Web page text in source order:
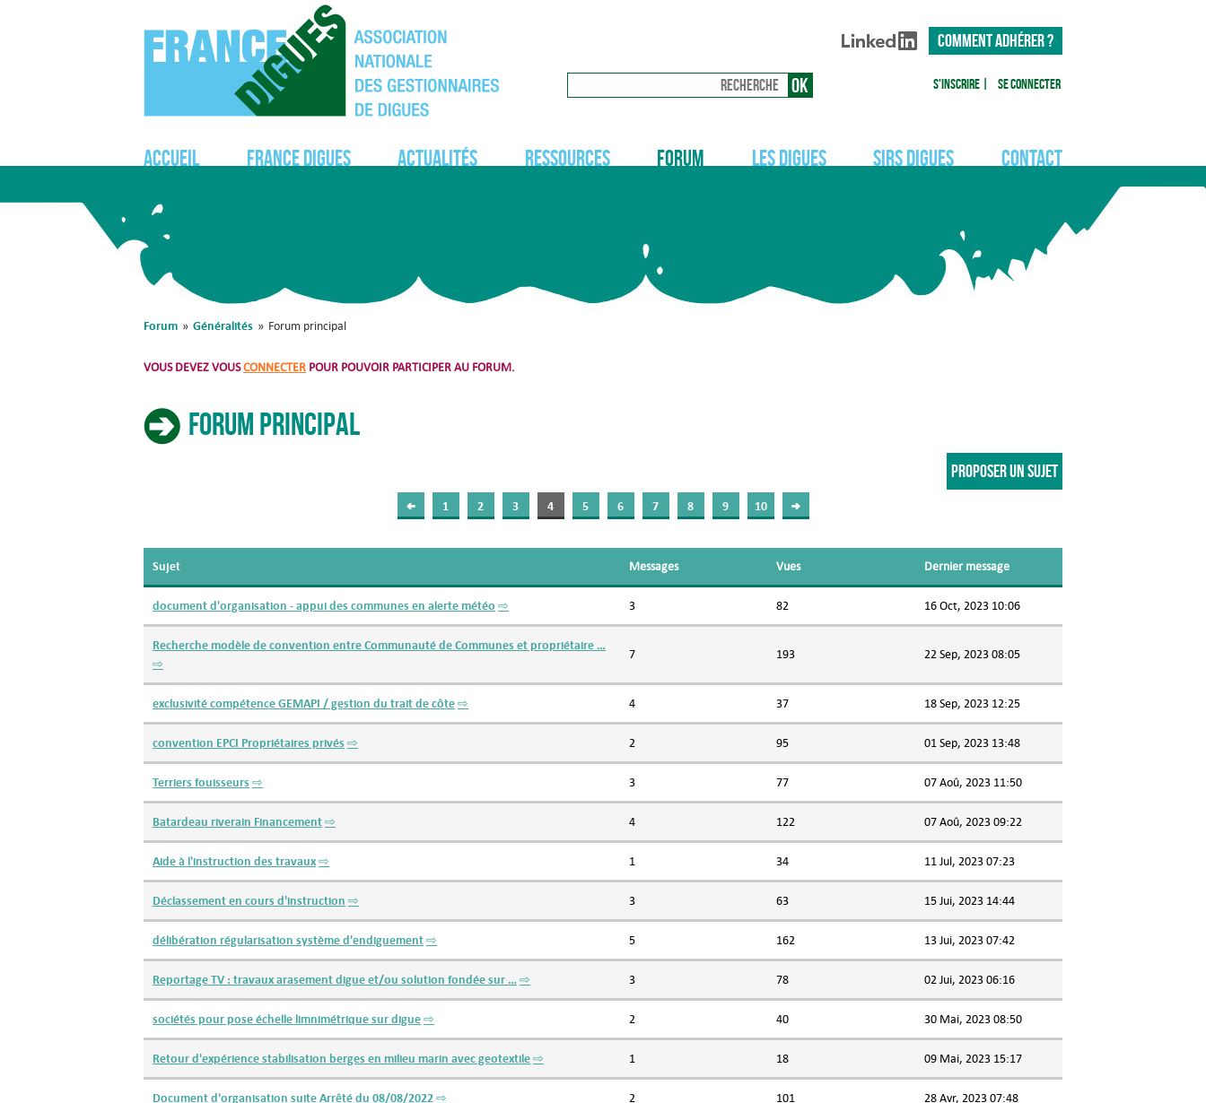
COMMENT ADHÉRER ?
S'inscrire Se connecter
Accueil France Digues Actualités Ressources Forum Les digues SIRS Digues Contact
Forum » Généralités » Forum principal
VOUS DEVEZ VOUSCONNECTER POUR POUVOIR PARTICIPER AU FORUM.
Forum principal
PROPOSER UN SUJET
1 2 3 4 5 6 7 8 9 10
Sujet Messages Vues Dernier message
document d'organisation - appui des communes en alerte météo ⇨ 3 82 16 Oct, 2023 10:06
Recherche modèle de convention entre Communauté de Communes et propriétaire …
⇨
7 193 22 Sep, 2023 08:05
exclusivité compétence GEMAPI / gestion du trait de côte⇨ 4 37 18 Sep, 2023 12:25
convention EPCI Propriétaires privés ⇨ 2 95 01 Sep, 2023 13:48
Terriers fouisseurs ⇨ 3 77 07 Aoû, 2023 11:50
Batardeau riverain Financement⇨ 4 122 07 Aoû, 2023 09:22
Aide à l'instruction des travaux⇨ 1 34 11 Jul, 2023 07:23
Déclassement en cours d'instruction ⇨ 3 63 15 Jui, 2023 14:44
délibération régularisation système d'endiguement⇨ 5 162 13 Jui, 2023 07:42
Reportage TV : travaux arasement digue et/ou solution fondée sur … ⇨ 3 78 02 Jui, 2023 06:16
sociétés pour pose échelle limnimétrique sur digue⇨ 2 40 30 Mai, 2023 08:50
Retour d'expérience stabilisation berges en milieu marin avec geotextile⇨ 1 18 09 Mai, 2023 15:17
Document d'organisation suite Arrêté du 08/08/2022⇨ 2 101 28 Avr, 2023 07:48